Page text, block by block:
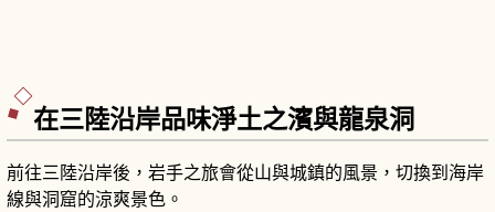
在三陸沿岸品味淨土之濱與龍泉洞
前往三陸沿岸後，岩手之旅會從山與城鎮的風景，切換到海岸
線與洞窟的涼爽景色。